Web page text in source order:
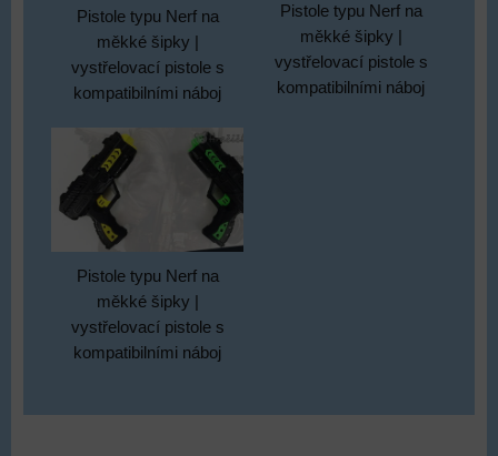
Pistole typu Nerf na
měkké šipky |
vystřelovací pistole s
kompatibilními náboj
Pistole typu Nerf na
měkké šipky |
vystřelovací pistole s
kompatibilními náboj
Pistole typu Nerf na
měkké šipky |
vystřelovací pistole s
kompatibilními náboj